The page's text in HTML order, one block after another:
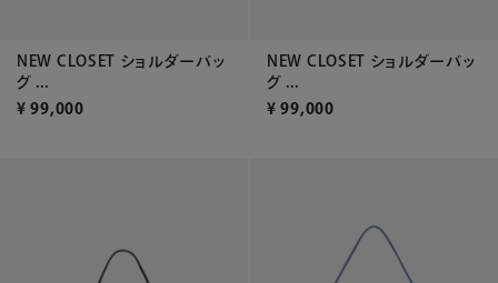
NEW CLOSET ショルダーバッ
グ ...
¥ 99,000
NEW CLOSET ショルダーバッ
グ ...
¥ 99,000